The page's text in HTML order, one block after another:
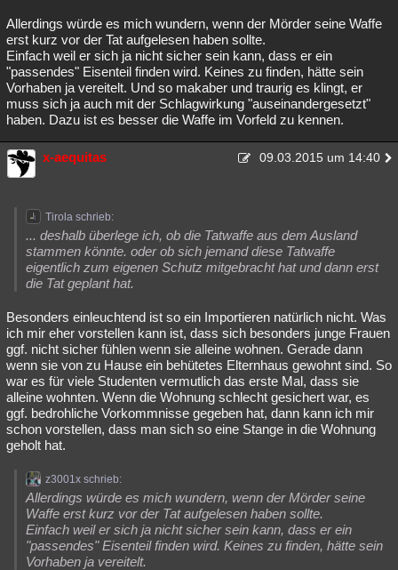
Allerdings würde es mich wundern, wenn der Mörder seine Waffe
erst kurz vor der Tat aufgelesen haben sollte.
Einfach weil er sich ja nicht sicher sein kann, dass er ein
"passendes" Eisenteil finden wird. Keines zu finden, hätte sein
Vorhaben ja vereitelt. Und so makaber und traurig es klingt, er
muss sich ja auch mit der Schlagwirkung "auseinandergesetzt"
haben. Dazu ist es besser die Waffe im Vorfeld zu kennen.
x-aequitas 09.03.2015 um 14:40
Tirola schrieb:
... deshalb überlege ich, ob die Tatwaffe aus dem Ausland
stammen könnte. oder ob sich jemand diese Tatwaffe
eigentlich zum eigenen Schutz mitgebracht hat und dann erst
die Tat geplant hat.
Besonders einleuchtend ist so ein Importieren natürlich nicht. Was
ich mir eher vorstellen kann ist, dass sich besonders junge Frauen
ggf. nicht sicher fühlen wenn sie alleine wohnen. Gerade dann
wenn sie von zu Hause ein behütetes Elternhaus gewohnt sind. So
war es für viele Studenten vermutlich das erste Mal, dass sie
alleine wohnten. Wenn die Wohnung schlecht gesichert war, es
ggf. bedrohliche Vorkommnisse gegeben hat, dann kann ich mir
schon vorstellen, dass man sich so eine Stange in die Wohnung
geholt hat.
z3001x schrieb:
Allerdings würde es mich wundern, wenn der Mörder seine
Waffe erst kurz vor der Tat aufgelesen haben sollte.
Einfach weil er sich ja nicht sicher sein kann, dass er ein
"passendes" Eisenteil finden wird. Keines zu finden, hätte sein
Vorhaben ja vereitelt.